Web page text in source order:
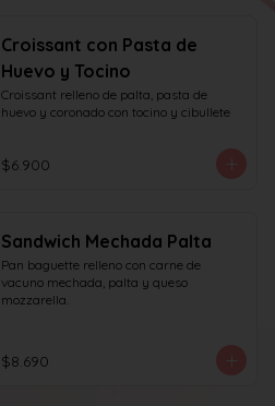
Croissant con Pasta de
Huevo y Tocino
Croissant relleno de palta, pasta de
huevo y coronado con tocino y cibullete
$6.900
Sandwich Mechada Palta
Pan baguette relleno con carne de
vacuno mechada, palta y queso
mozzarella.
$8.690